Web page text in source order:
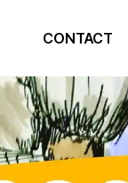
CONTACT